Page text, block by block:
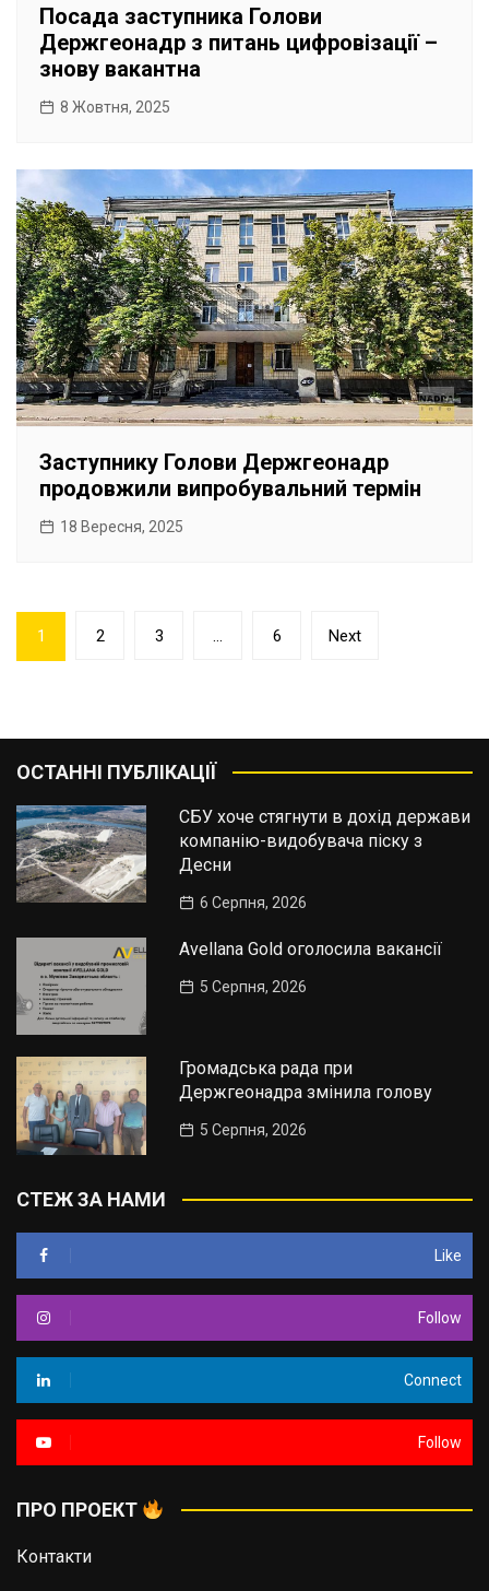
Посада заступника Голови
Держгеонадр з питань цифровізації –
знову вакантна
8 Жовтня, 2025
Заступнику Голови Держгеонадр
продовжили випробувальний термін
18 Вересня, 2025
Пагінація
записів
1 2 3 … 6 Next
ОСТАННІ ПУБЛІКАЦІЇ
СБУ хоче стягнути в дохід держави
компанію-видобувача піску з
Десни
6 Серпня, 2026
Avellana Gold оголосила вакансії
5 Серпня, 2026
Громадська рада при
Держгеонадра змінила голову
5 Серпня, 2026
СТЕЖ ЗА НАМИ
Like
Follow
Connect
Follow
ПРО ПРОЕКТ
Контакти